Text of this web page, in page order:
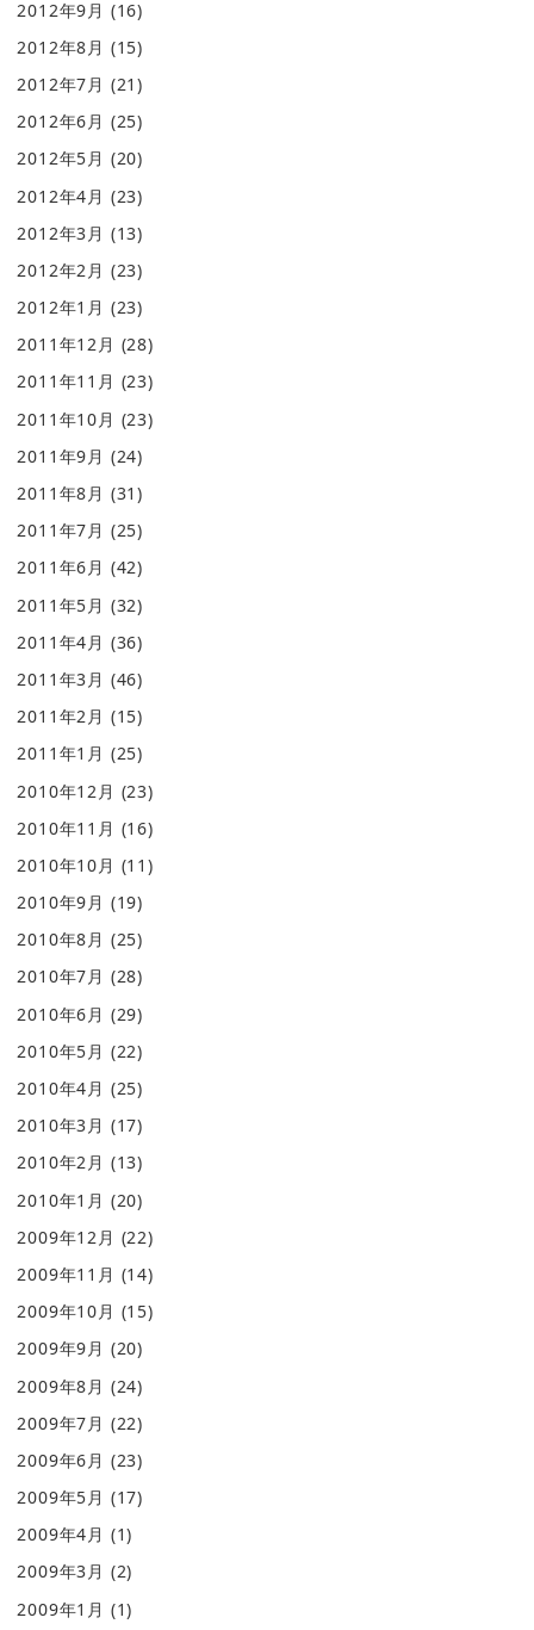
2012年9月 (16)
2012年8月 (15)
2012年7月 (21)
2012年6月 (25)
2012年5月 (20)
2012年4月 (23)
2012年3月 (13)
2012年2月 (23)
2012年1月 (23)
2011年12月 (28)
2011年11月 (23)
2011年10月 (23)
2011年9月 (24)
2011年8月 (31)
2011年7月 (25)
2011年6月 (42)
2011年5月 (32)
2011年4月 (36)
2011年3月 (46)
2011年2月 (15)
2011年1月 (25)
2010年12月 (23)
2010年11月 (16)
2010年10月 (11)
2010年9月 (19)
2010年8月 (25)
2010年7月 (28)
2010年6月 (29)
2010年5月 (22)
2010年4月 (25)
2010年3月 (17)
2010年2月 (13)
2010年1月 (20)
2009年12月 (22)
2009年11月 (14)
2009年10月 (15)
2009年9月 (20)
2009年8月 (24)
2009年7月 (22)
2009年6月 (23)
2009年5月 (17)
2009年4月 (1)
2009年3月 (2)
2009年1月 (1)